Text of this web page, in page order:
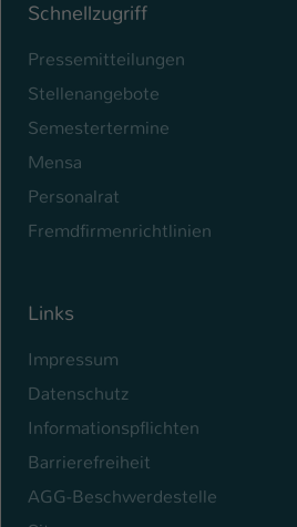
Schnellzugriff
Pressemitteilungen
Stellenangebote
Semestertermine
Mensa
Personalrat
Fremdfirmenrichtlinien
Links
Impressum
Datenschutz
Informationspflichten
Barrierefreiheit
AGG-Beschwerdestelle